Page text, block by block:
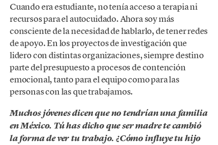
Cuando era estudiante, no tenía acceso a terapia ni
recursos para el autocuidado. Ahora soy más
consciente de la necesidad de hablarlo, de tener redes
de apoyo. En los proyectos de investigación que
lidero con distintas organizaciones, siempre destino
parte del presupuesto a procesos de contención
emocional, tanto para el equipo como para las
personas con las que trabajamos.
Muchos jóvenes dicen que no tendrían una familia
en México. Tú has dicho que ser madre te cambió
la forma de ver tu trabajo. ¿Cómo influye tu hijo